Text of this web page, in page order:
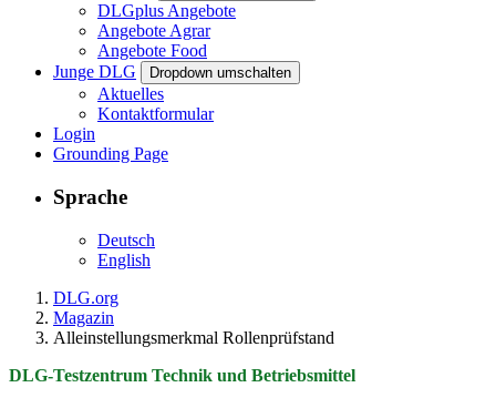
DLGplus Angebote
Angebote Agrar
Angebote Food
Junge DLG
Dropdown umschalten
Aktuelles
Kontaktformular
Login
Grounding Page
Sprache
Deutsch
English
DLG.org
Magazin
Alleinstellungsmerkmal Rollenprüfstand
DLG-Testzentrum Technik und Betriebsmittel